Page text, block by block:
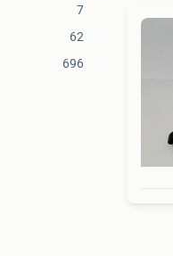
7
62
696